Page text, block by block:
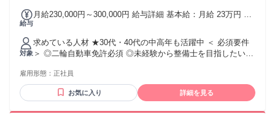
「運転が好き！」 「頑張った分は成果として認めて欲し
い！」 「将来の独立資金として、お金を貯めたい！」 「定年
退職したがもっと働きたい！」 「好きなときに休んで好きな
ときに稼ぐ、自由な仕事をしたい！」 「今すぐ上京して働き
たい！」 「サラリーマンではなく、自由な働き方をした
給与
月給230,000円～300,000円 給与詳細 基本給：月給 23万円 〜
れる通勤・皆勤・家族手当金額：なし 全員に一律で支払われ
るその他手当金額：なし ※固定残業代なし ※残業が発生した
場合は別途支給します ※経験・スキルを考慮のうえ決定しま
す
対象
求めている人材 ★30代・40代の中高年も活躍中 ＜ 必須要件
＞ ◎二輪自動車免許必須 ◎未経験から整備士を目指したい方
ません ●機械いじりが好きな方 ●接客や販売の経験を活かした
い方 ●ブランクがある方も歓迎 ●好きを仕事にしながら、手に
職をつけたい方 ●バイクの専門知識を身につけたい方 ●自由度
雇用形態： 正社員
お気に入り 詳細を見る